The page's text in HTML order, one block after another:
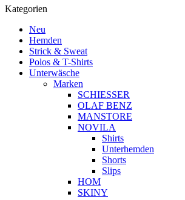
Kategorien
Neu
Hemden
Strick & Sweat
Polos & T-Shirts
Unterwäsche
Marken
SCHIESSER
OLAF BENZ
MANSTORE
NOVILA
Shirts
Unterhemden
Shorts
Slips
HOM
SKINY